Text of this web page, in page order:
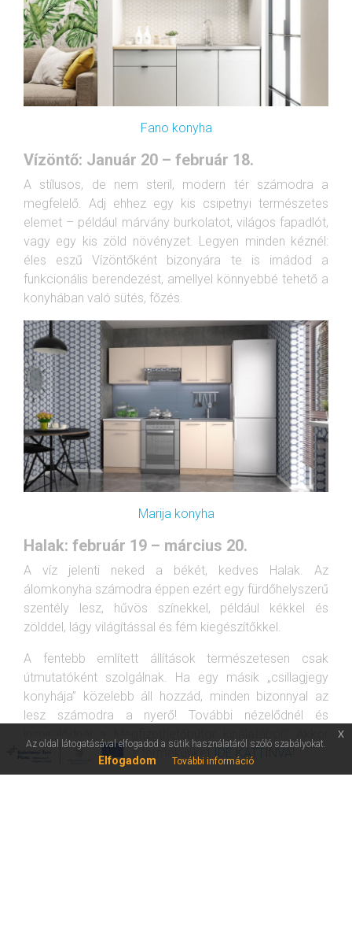
Fano konyha
Vízöntő: Január 20 – február 18.
A stílusos, de nem steril, modern tér számodra a
megfelelő. Adj ehhez egy kis csipetnyi természetes
elemet – például márvány burkolatot, világos fapadlót,
vagy egy kis zöld növényzet. Legyen minden kéznél:
éles eszű Vízöntőként bizonyára te is imádod a
funkcionális berendezést, amellyel könnyebbé tehető a
konyhában való sütés, főzés.
Marija konyha
Halak: február 19 – március 20.
A víz jelenti neked a békét, kedves Halak. Az
álomkonyha számodra éppen ezért egy fürdőhelyszerű
szentély lesz, hűvös színekkel, például kékkel és
zölddel, lágy világítással és fém kiegészítőkkel.
A fentebb említett állítások természetesen csak
útmutatóként szolgálnak. Ha egy másik „csillagjegy
konyhája” közelebb áll hozzád, minden bizonnyal az
lesz számodra a nyerő! További nézelődnél és
nézd meg az összes termékünket
IDE KATTINVA
Az oldal látogatásával elfogadod a sütik használatáról szóló szabályokat.
Elfogadom További információ
x